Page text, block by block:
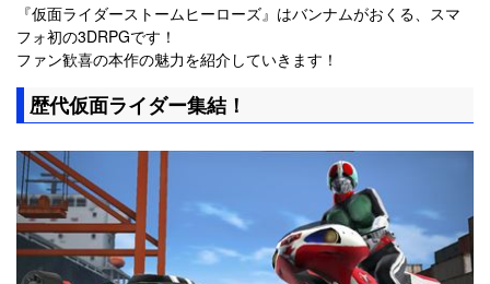
『仮面ライダーストームヒーローズ』はバンナムがおくる、スマ
フォ初の3DRPGです！
ファン歓喜の本作の魅力を紹介していきます！
歴代仮面ライダー集結！